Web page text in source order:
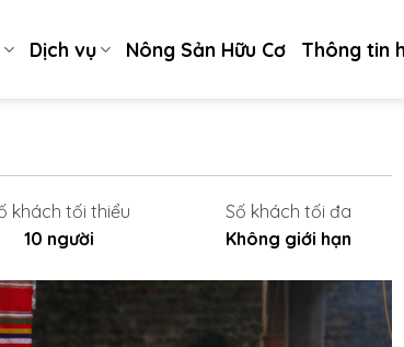
Dịch vụ Nông Sản Hữu Cơ Thông tin
khách tối thiểu
10 người
Số khách tối đa
Không giới hạn